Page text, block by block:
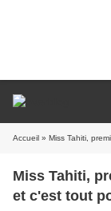
Accueil » Miss Tahiti,
Miss Tahiti,
et c'est tout